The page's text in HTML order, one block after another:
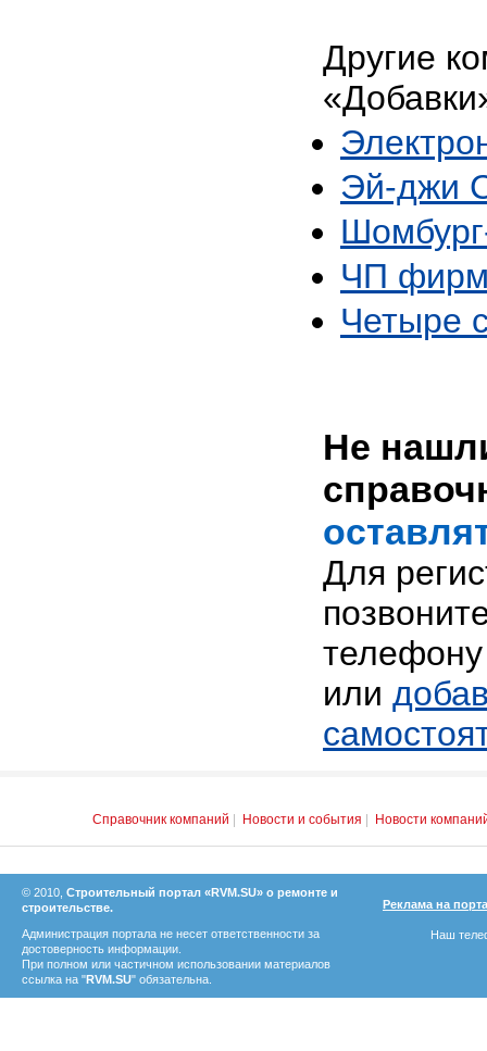
Другие
Эй-джи
ЧП
Четыре
Не
Для
или
Справочник компаний Новости и события Новости
© 2010, Строительный портал «RVM.SU» о ремонте и
строительстве.
Администрация портала не несет ответственности за
достоверность информации.
При полном или частичном использовании материалов
ссылка на "RVM.SU" обязательна.
Реклама на
Наш